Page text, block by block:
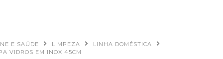
E SAÚDE LIMPEZA
LINHA DOMÉSTICA
VIDROS EM INOX 45CM